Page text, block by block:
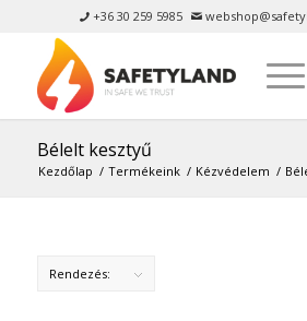
 +36 30 259 5985 
Bélelt kesztyű
Kezdőlap / Termékeink / Kézvédelem /
Rendezés: